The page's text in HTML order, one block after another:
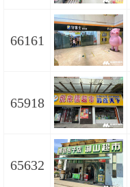
66161
65918
65632